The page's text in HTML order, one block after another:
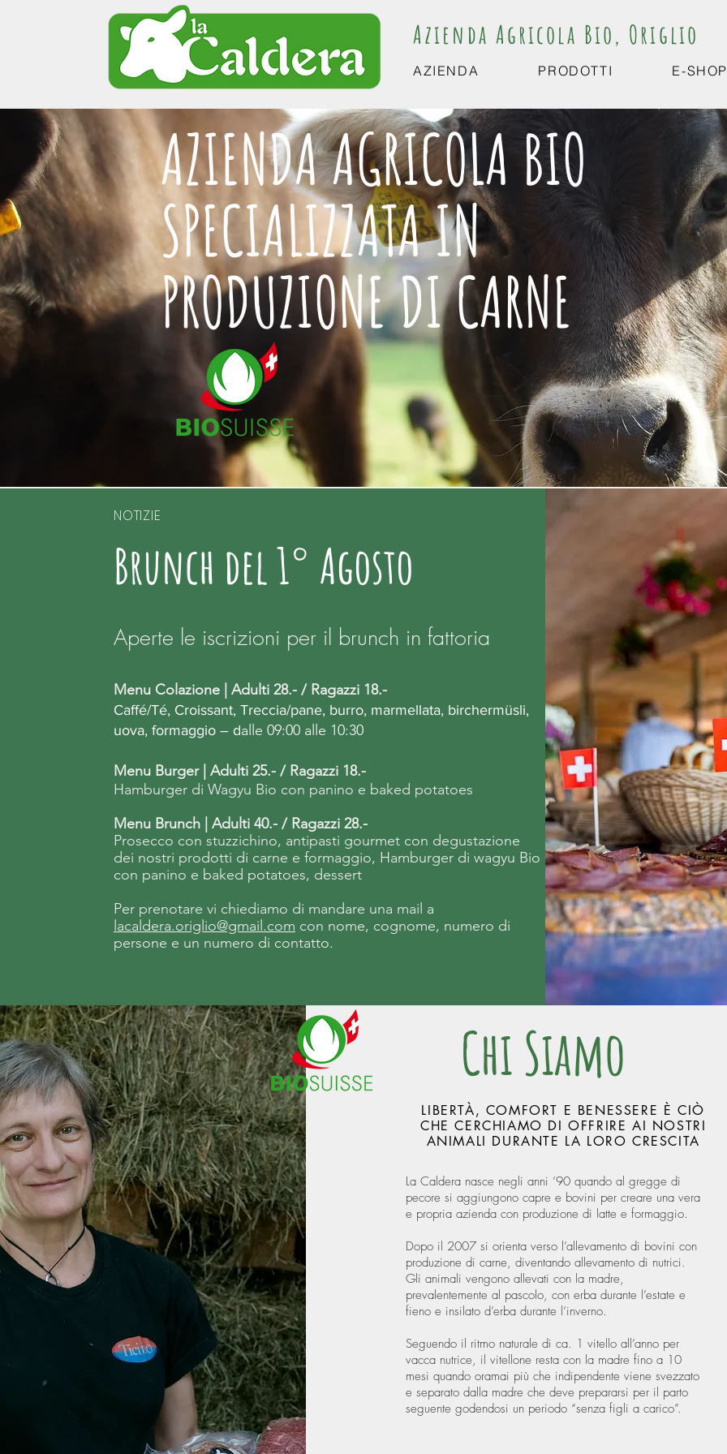
AZIENDA PRODOTTI E-SHOP
Azienda Agricola Bio, Origlio
AZIENDA AGRICOLA BIO
SPECIALIZZATA IN
PRODUZIONE DI CARNE
NOTIZIE
Brunch del 1° Agosto
Aperte le iscrizioni per il brunch in fattoria
Menu Colazione | Adulti 28.- / Ragazzi 18.-
Caffé/Té, Croissant, Treccia/pane, burro, marmellata, birchermüsli,
uova, formaggio – dalle 09:00 alle 10:30
Menu Burger | Adulti 25.- / Ragazzi 18.-
Hamburger di Wagyu Bio con panino e baked potatoes
Menu Brunch | Adulti 40.- / Ragazzi 28.-
Prosecco con stuzzichino, antipasti gourmet con degustazione
dei nostri prodotti di carne e formaggio, Hamburger di wagyu Bio
con panino e baked potatoes, dessert
Per prenotare vi chiediamo di mandare una mail a
lacaldera.origlio@gmail.com con nome, cognome, numero di
persone e un numero di contatto.
Chi Siamo
LIBERTÀ, COMFORT E BENESSERE È CIÒ
CHE CERCHIAMO DI OFFRIRE AI NOSTRI
ANIMALI DURANTE LA LORO CRESCITA
La Caldera nasce negli anni ’90 quando al gregge di
pecore si aggiungono capre e bovini per creare una vera
e propria azienda con produzione di latte e formaggio.
Dopo il 2007 si orienta verso l’allevamento di bovini con
produzione di carne, diventando allevamento di nutrici.
Gli animali vengono allevati con la madre,
prevalentemente al pascolo, con erba durante l’estate e
fieno e insilato d’erba durante l’inverno.
Seguendo il ritmo naturale di ca. 1 vitello all’anno per
vacca nutrice, il vitellone resta con la madre fino a 10
mesi quando oramai più che indipendente viene svezzato
e separato dalla madre che deve prepararsi per il parto
seguente godendosi un periodo “senza figli a carico”.